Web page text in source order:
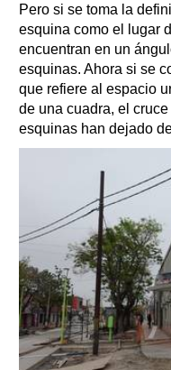
Pero si se toma la
esquina como el lugar
encuentran en un
esquinas. Ahora si se
que refiere al espacio
de una cuadra, el
esquinas han dejado